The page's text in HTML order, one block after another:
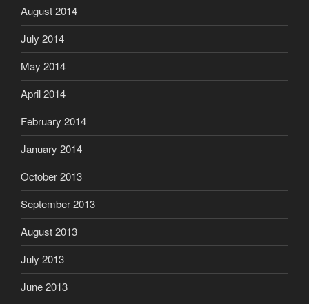
August 2014
July 2014
May 2014
April 2014
February 2014
January 2014
October 2013
September 2013
August 2013
July 2013
June 2013